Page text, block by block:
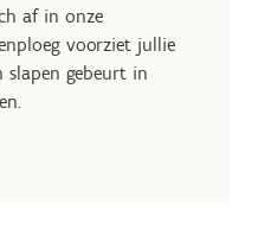
af in onze
voorziet jullie
slapen gebeurt in